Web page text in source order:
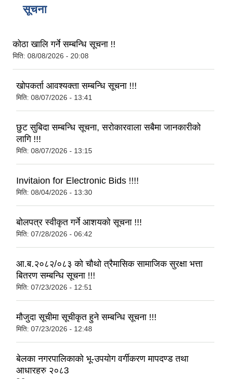
सूचना
कोठा खालि गर्ने सम्बन्धि सूचना !!
मिति: 08/08/2026 - 20:08
खोपकर्ता आवश्यक्ता सम्बन्धि सूचना !!!
मिति: 08/07/2026 - 13:41
छुट सुबिदा सम्बन्धि सूचना, सरोकारवाला सबैमा जानकारीको
लागि !!!
मिति: 08/07/2026 - 13:15
Invitaion for Electronic Bids !!!!
मिति: 08/04/2026 - 13:30
बोलपत्र स्वीकृत गर्ने आशयको सूचना !!!
मिति: 07/28/2026 - 06:42
आ.ब.२०८२/०८३ को चौथो त्रैमासिक सामाजिक सुरक्षा भत्ता
बितरण सम्बन्धि सूचना !!!
मिति: 07/23/2026 - 12:51
मौजुदा सूचीमा सूचीकृत हुने सम्बन्धि सूचना !!!
मिति: 07/23/2026 - 12:48
बेलका नगरपालिकाको भू-उपयोग वर्गीकरण मापदण्ड तथा
आधारहरु २०८3